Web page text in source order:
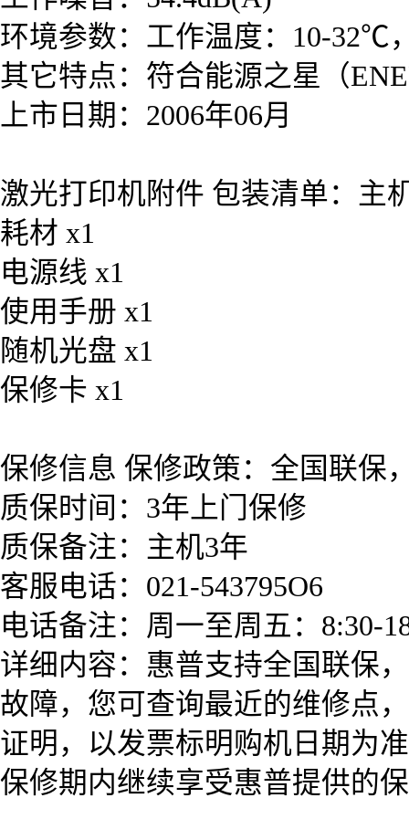
环境参数：工作温度：10-32℃
其它特点：符合能源之星（
上市日期：2006年06月
激光打印机附件 包装清单：主
耗材 x1
电源线 x1
使用手册 x1
随机光盘 x1
保修卡 x1
保修信息 保修政策：全国联保
质保时间：3年上门保修
质保备注：主机3年
客服电话：021-543795O6
电话备注：周一至周五：8:30-
详细内容：惠普支持全国联保
故障，您可查询最近的维修点
证明，以发票标明购机日期为
保修期内继续享受惠普提供的